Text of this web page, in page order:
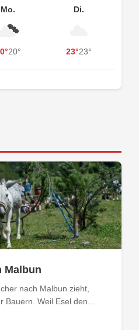
Mo.
20°
Di.
23°23°
Malbun
nach Malbun zieht,
Weil Esel den...